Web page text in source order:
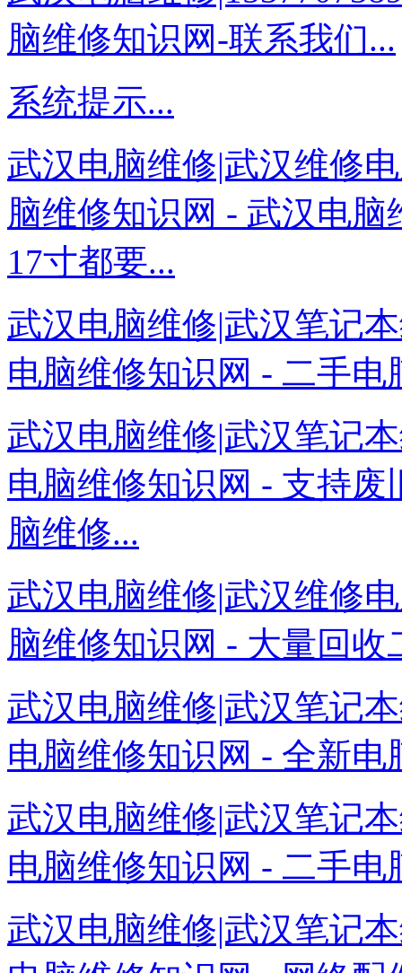
脑维修知识网-联系我们...
系统提示...
武汉电脑维修|武汉维修
脑维修知识网 - 武汉电
17寸都要...
武汉电脑维修|武汉笔记
电脑维修知识网 - 二手电
武汉电脑维修|武汉笔记
电脑维修知识网 - 支持
脑维修...
武汉电脑维修|武汉维修
脑维修知识网 - 大量回
武汉电脑维修|武汉笔记
电脑维修知识网 - 全新电
武汉电脑维修|武汉笔记
电脑维修知识网 - 二手电
武汉电脑维修|武汉笔记